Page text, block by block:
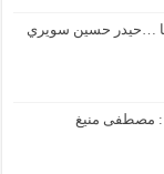
…حيدر حسين سويري
: مصطفى منيغ